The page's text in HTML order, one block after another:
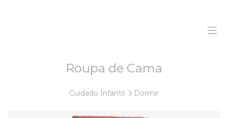
Cuidado Infantil Dormir
Roupa de Cama